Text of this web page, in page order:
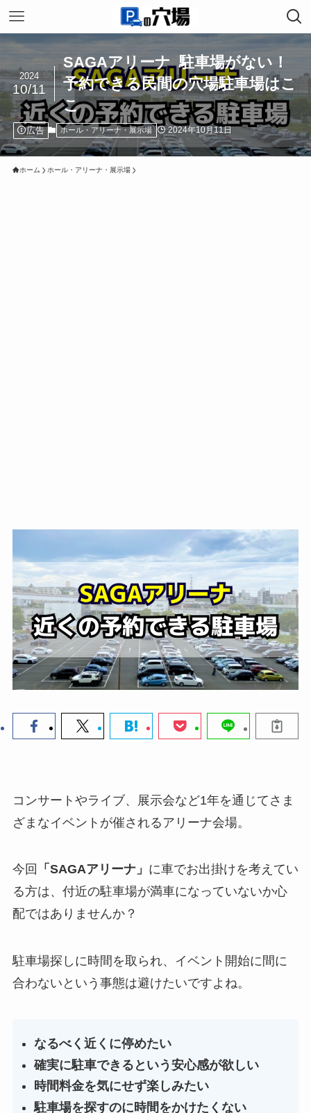
SAGAアリーナ 駐車場がない！
予約できる民間の穴場駐車場はこ
こ
2024
10/11
広告 ホール・アリーナ・展示場 2024年10月11日
ホーム ホール・アリーナ・展示場
コンサートやライブ、展示会など1年を通じてさま
ざまなイベントが催されるアリーナ会場。
今回 「SAGAアリーナ」 に車でお出掛けを考えてい
る方は、付近の駐車場が満車になっていないか心
配ではありませんか？
駐車場探しに時間を取られ、イベント開始に間に
合わないという事態は避けたいですよね。
なるべく近くに停めたい
確実に駐車できるという安心感が欲しい
時間料金を気にせず楽しみたい
駐車場を探すのに時間をかけたくない